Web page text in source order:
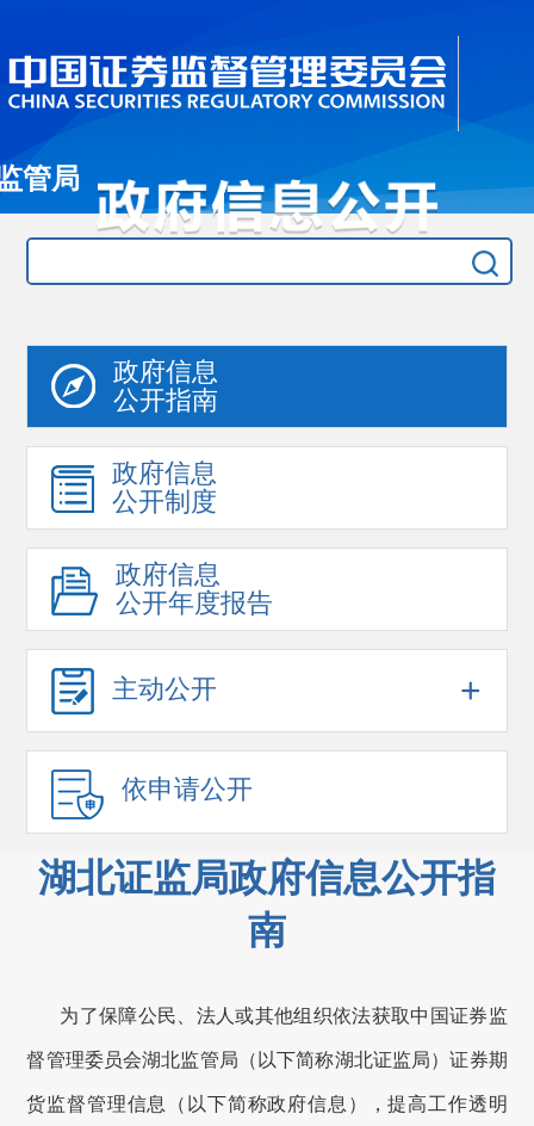
管局
政府信息
公开指南
政府信息
公开制度
政府信息
公开年度报告
主动公开 +
依申请公开
湖北证监局政府信息公开指
南
为了保障公民、法人或其他组织依法获取中国证券监
督管理委员会湖北监管局 （以下简称湖北证监局）证券期
货监督管理信息（以下简称政府信息），提高工作透明